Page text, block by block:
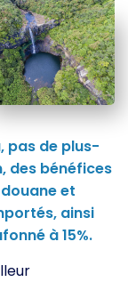
pas de plus-
des bénéfices
et
ainsi
à 15%.